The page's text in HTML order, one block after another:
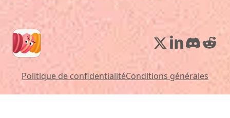
Politique de confidentialitéConditions générales